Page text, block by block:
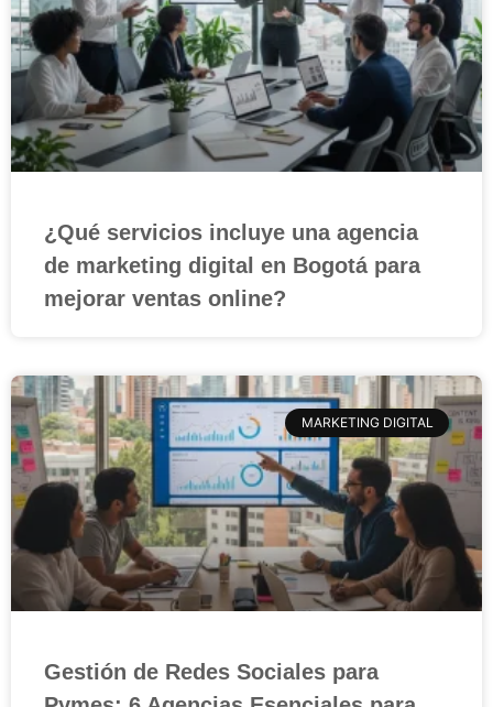
¿Qué servicios incluye una agencia
de marketing digital en Bogotá para
mejorar ventas online?
MARKETING DIGITAL
Gestión de Redes Sociales para